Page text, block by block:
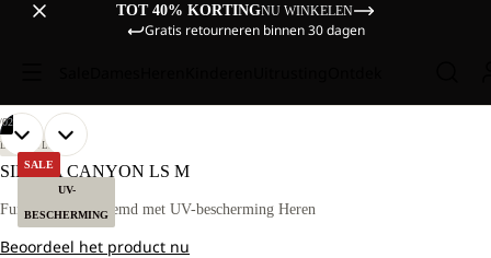
TOT 40% KORTINGNU WINKELEN
Gratis retourneren binnen 30 dagen
SALE
UV-
BESCHERMING
ONS
MODEL
IS
CM
LANG
EN
02
AFBEELDING
OPENEN
VOLLEDIG
SCHERM
ONS
MODEL
IS
CM
LANG
EN
AFBEELDING
OPENEN
VOLLEDIG
SCHERM
LIFESTYLE
SIERRA CANYON LS M
Functioneel overhemd met UV-bescherming Heren
Beoordeel het product nu